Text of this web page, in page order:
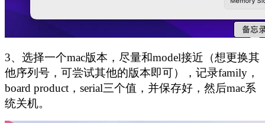
3、选择一个mac版本，尽量和model接近（想更换其
他序列号，可尝试其他的版本即可），记录family，
board product，serial三个值，并保存好，然后mac系
统关机。